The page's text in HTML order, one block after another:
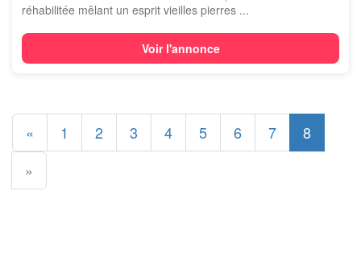
réhabilitée mêlant un esprit vieilles pierres ...
Voir l'annonce
« 1 2 3 4 5 6 7
8
»